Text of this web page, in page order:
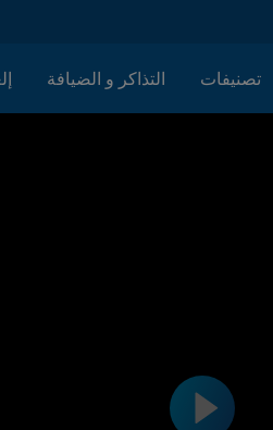
تصنيفات التذاكر و الضيافة